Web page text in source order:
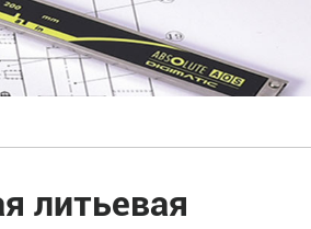
литьевая